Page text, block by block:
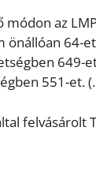
az
64-
649-
551-et.